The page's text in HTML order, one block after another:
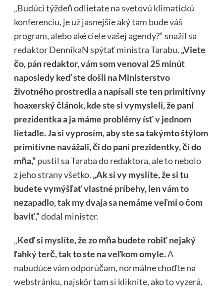
„Budúci týždeň odlietate na svetovú klimatickú
konferenciu, je už jasnejšie aký tam bude váš
program, alebo aké ciele vašej agendy?“ snažil sa
redaktor DenníkaN spýtať ministra Tarabu. „Viete
čo, pán redaktor, vám som venoval 25 minút
naposledy keď ste došli na Ministerstvo
životného prostredia a napísali ste ten primitívny
hoaxerský článok, kde ste si vymysleli, že pani
prezidentka a ja máme problémy ísť v jednom
lietadle. Ja si vyprosím, aby ste sa takýmto štýlom
primitívne navážali, či do pani prezidentky, či do
mňa,“pustil sa Taraba do redaktora, ale to nebolo
z jeho strany všetko. „Ak si vy myslíte, že si tu
budete vymýšľať vlastné príbehy, len vám to
nezapadlo, tak my dvaja sa nemáme veľmi o čom
baviť,“dodal minister.
„Keď si myslíte, že zo mňa budete robiť nejaký
ľahký terč, tak to ste na veľkom omyle.A
nabudúce vám odporúčam, normálne choďte na
webstránku, najskôr tam si kliknite, ako to vyzerá,